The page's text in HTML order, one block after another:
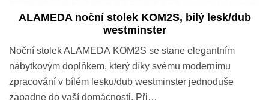
ALAMEDA noční stolek KOM2S, bílý lesk/dub
westminster
Noční stolek ALAMEDA KOM2S se stane elegantním
nábytkovým doplňkem, který díky svému modernímu
zpracování v bílém lesku/dub westminster jednoduše
zapadne do vaší domácnosti. Při…